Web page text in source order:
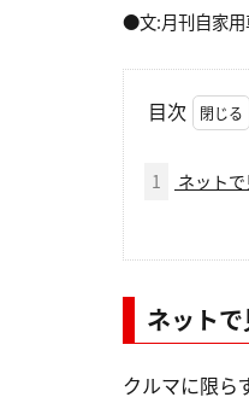
●文:月刊自家用
目次
1 ネット
ネット
クルマに限ら